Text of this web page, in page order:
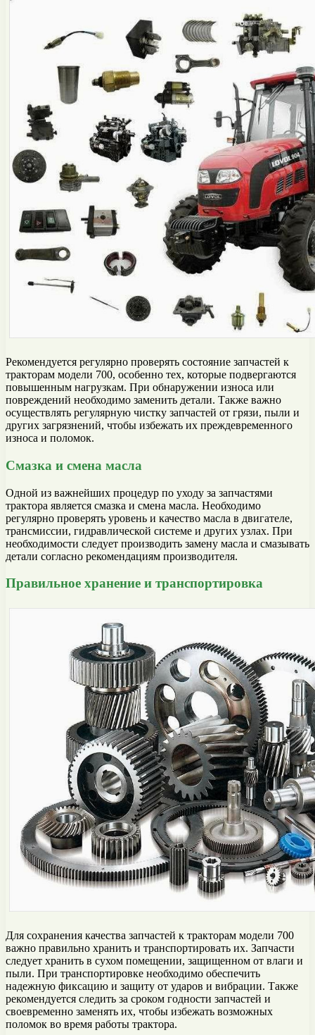
Рекомендуется регулярно проверять состояние запчастей к
тракторам модели 700, особенно тех, которые подвергаются
повышенным нагрузкам. При обнаружении износа или
повреждений необходимо заменить детали. Также важно
осуществлять регулярную чистку запчастей от грязи, пыли и
других загрязнений, чтобы избежать их преждевременного
износа и поломок.
Смазка и смена масла
Одной из важнейших процедур по уходу за запчастями
трактора является смазка и смена масла. Необходимо
регулярно проверять уровень и качество масла в двигателе,
трансмиссии, гидравлической системе и других узлах. При
необходимости следует производить замену масла и смазывать
детали согласно рекомендациям производителя.
Правильное хранение и транспортировка
Для сохранения качества запчастей к тракторам модели 700
важно правильно хранить и транспортировать их. Запчасти
следует хранить в сухом помещении, защищенном от влаги и
пыли. При транспортировке необходимо обеспечить
надежную фиксацию и защиту от ударов и вибрации. Также
рекомендуется следить за сроком годности запчастей и
своевременно заменять их, чтобы избежать возможных
поломок во время работы трактора.